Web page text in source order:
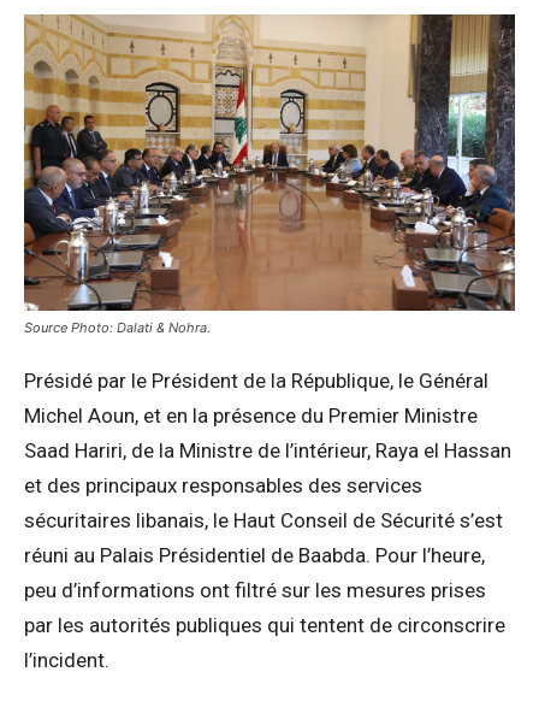
Source Photo: Dalati & Nohra.
Présidé par le Président de la République, le Général
Michel Aoun, et en la présence du Premier Ministre
Saad Hariri, de la Ministre de l’intérieur, Raya el Hassan
et des principaux responsables des services
sécuritaires libanais, le Haut Conseil de Sécurité s’est
réuni au Palais Présidentiel de Baabda. Pour l’heure,
peu d’informations ont filtré sur les mesures prises
par les autorités publiques qui tentent de circonscrire
l’incident.